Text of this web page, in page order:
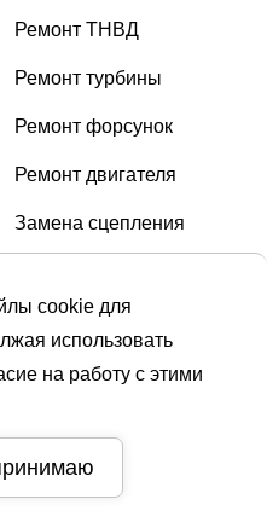
cookie для
использовать
на работу с этими
Ремонт ТНВД
Ремонт турбины
Ремонт форсунок
Ремонт двигателя
Замена сцепления
Замена ГРМ
| Дизель сервис в Киеве |
двигателя и топливной